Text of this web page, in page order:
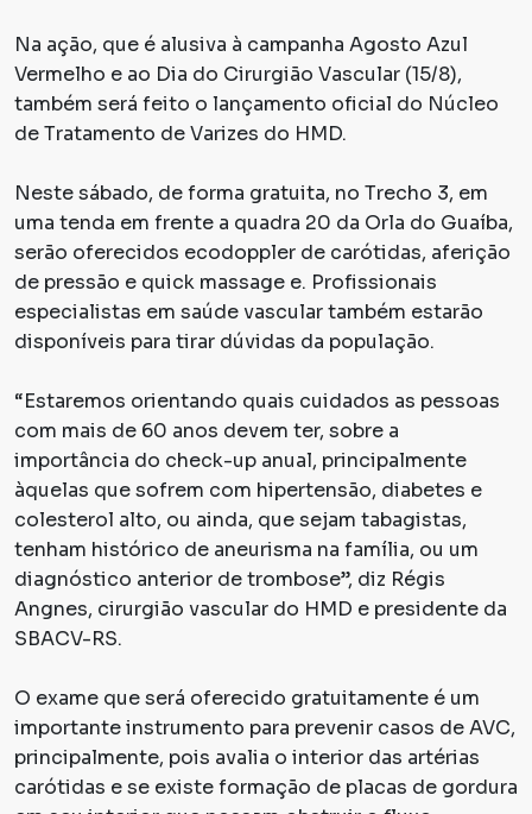
Na ação, que é alusiva à campanha Agosto Azul
Vermelho e ao Dia do Cirurgião Vascular (15/8),
também será feito o lançamento oficial do Núcleo
de Tratamento de Varizes do HMD.
Neste sábado, de forma gratuita, no Trecho 3, em
uma tenda em frente a quadra 20 da Orla do Guaíba,
serão oferecidos ecodoppler de carótidas, aferição
de pressão e quick massage e. Profissionais
especialistas em saúde vascular também estarão
disponíveis para tirar dúvidas da população.
“Estaremos orientando quais cuidados as pessoas
com mais de 60 anos devem ter, sobre a
importância do check-up anual, principalmente
àquelas que sofrem com hipertensão, diabetes e
colesterol alto, ou ainda, que sejam tabagistas,
tenham histórico de aneurisma na família, ou um
diagnóstico anterior de trombose”, diz Régis
Angnes, cirurgião vascular do HMD e presidente da
SBACV-RS.
O exame que será oferecido gratuitamente é um
importante instrumento para prevenir casos de AVC,
principalmente, pois avalia o interior das artérias
carótidas e se existe formação de placas de gordura